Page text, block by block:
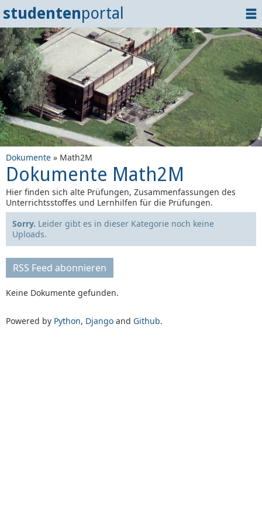
studentenportal
Home
Dokumente
Events
? Tipps
Login
Dokumente » Math2M
Dokumente Math2M
Hier finden sich alte Prüfungen, Zusammenfassungen des
Unterrichtsstoffes und Lernhilfen für die Prüfungen.
Sorry. Leider gibt es in dieser Kategorie noch keine
Uploads.
RSS Feed abonnieren
Keine Dokumente gefunden.
Powered by Python, Django and Github.